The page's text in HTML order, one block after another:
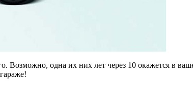
Возможно, одна их них лет через 10 окажется в
гараже!